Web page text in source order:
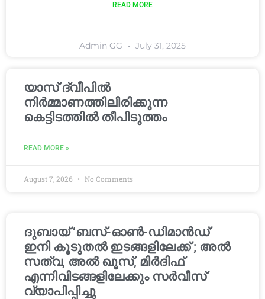
READ MORE
Admin GG July 31, 2025
യാസ് ദ്വീപിൽ
നിർമ്മാണത്തിലിരിക്കുന്ന
കെട്ടിടത്തിൽ തീപിടുത്തം
READ MORE »
August 7, 2026 No Comments
ദുബായ് ‘ബസ്-ഓൺ-ഡിമാൻഡ്’
ഇനി കൂടുതൽ ഇടങ്ങളിലേക്ക് ; അൽ
സത്വ, അൽ ഖൂസ്, മിർദിഫ്
എന്നിവിടങ്ങളിലേക്കും സർവീസ്
വ്യാപിപ്പിച്ചു